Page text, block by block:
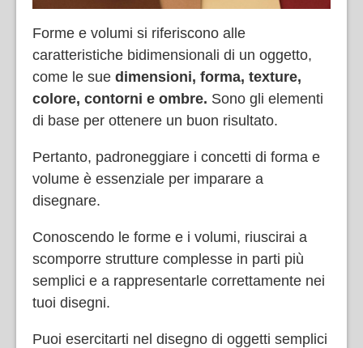
Forme e volumi si riferiscono alle
caratteristiche bidimensionali di un oggetto,
come le sue dimensioni, forma, texture,
colore, contorni e ombre. Sono gli elementi
di base per ottenere un buon risultato.
Pertanto, padroneggiare i concetti di forma e
volume è essenziale per imparare a
disegnare.
Conoscendo le forme e i volumi, riuscirai a
scomporre strutture complesse in parti più
semplici e a rappresentarle correttamente nei
tuoi disegni.
Puoi esercitarti nel disegno di oggetti semplici